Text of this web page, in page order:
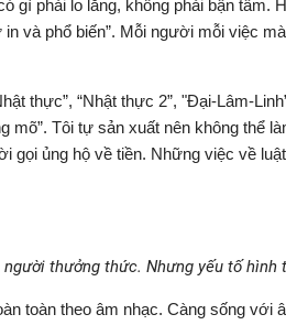
gì phải lo lắng, không phải bận tâm.
và phổ biến”. Mỗi người mỗi việc
thực”, “Nhật thực 2”, "Đại-Lâm-
mõ”. Tôi tự sản xuất nên không thể
gọi ủng hộ về tiền. Những việc về
thưởng thức. Nhưng yếu tố hình
toàn theo âm nhạc. Càng sống với